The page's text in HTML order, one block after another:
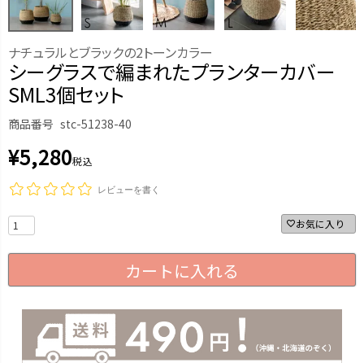
ナチュラルとブラックの2トーンカラー
シーグラスで編まれたプランターカバー
SML3個セット
商品番号 stc-51238-40
¥5,280税込
レビューを書く
お気に入り
カートに入れる